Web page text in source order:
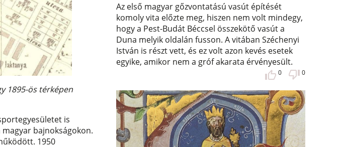
1895-ös térképen
is
bajnokságokon.
1950
Az első magyar gőzvontatású vasút építését
komoly vita előzte meg, hiszen nem volt mindegy,
hogy a Pest-Budát Béccsel összekötő vasút a
Duna melyik oldalán fusson. A vitában Széchenyi
István is részt vett, és ez volt azon kevés esetek
egyike, amikor nem a gróf akarata érvényesült.
0 0